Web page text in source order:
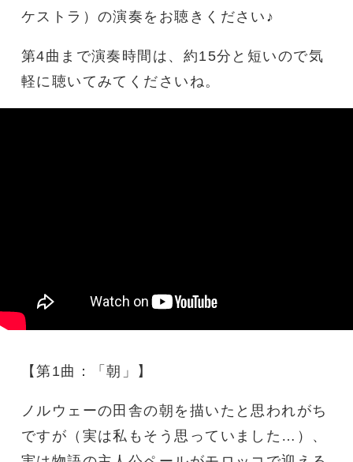
ケストラ）の演奏をお聴きください♪
第4曲まで演奏時間は、約15分と短いので気
軽に聴いてみてくださいね。
【第1曲 ：「朝」 】
ノルウェーの田舎の朝を描いたと思われがち
ですが（実は私もそう思っていました…）、